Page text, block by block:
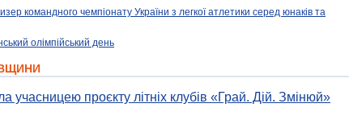
командного чемпіонату України з легкої атлетики серед юнаків та
олімпійський день
учасницею проєкту літніх клубів «Грай. Дій. Змінюй»